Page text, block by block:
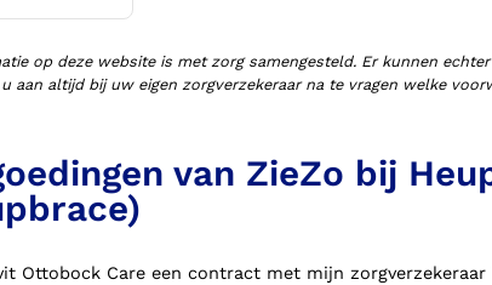
schoenen (VLOS)
op deze website is met zorg samengesteld. Er kunnen
u aan altijd bij uw eigen zorgverzekeraar na te vragen welke
van ZieZo bij
Ottobock Care een contract met mijn zorgverzekeraar